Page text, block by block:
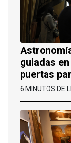
guiadas
puertas
6 MINUTOS DE